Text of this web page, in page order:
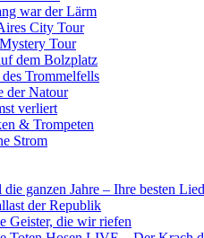
war der Lärm
City Tour
Tour
dem Bolzplatz
Trommelfells
der Natour
verliert
& Trompeten
Strom
die ganzen Jahre – Ihre besten
der Republik
Geister, die wir riefen